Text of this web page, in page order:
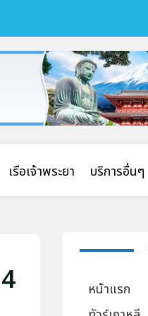
เรือเจ้าพระยา บริการอื่นๆ
หน้าแรก